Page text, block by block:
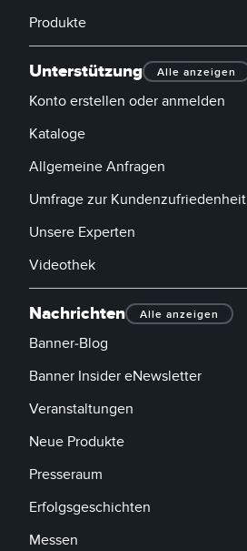
Produkte
Unterstützung Alle anzeigen
Konto erstellen oder anmelden
Kataloge
Allgemeine Anfragen
Umfrage zur Kundenzufriedenheit
Unsere Experten
Videothek
Nachrichten Alle anzeigen
Banner-Blog
Banner Insider eNewsletter
Veranstaltungen
Neue Produkte
Presseraum
Erfolgsgeschichten
Messen